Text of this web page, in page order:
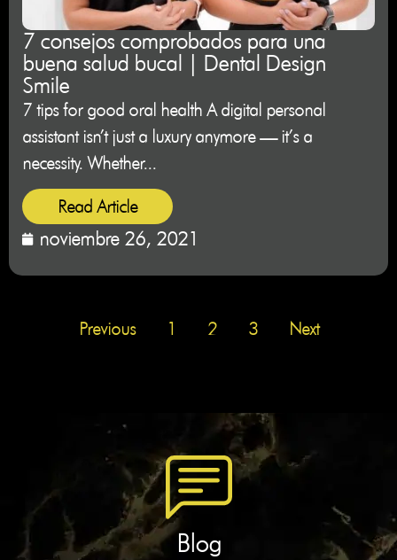
7 consejos comprobados para una
buena salud bucal | Dental Design
Smile
7 tips for good oral health A digital personal
assistant isn’t just a luxury anymore — it’s a
necessity. Whether...
Read Article
noviembre 26, 2021
Previous 1 2 3 Next
Blog